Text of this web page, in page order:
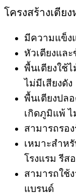
โครงสร้างเตีย
มีความแข็ง
หัวเตียงแล
พื้นเตียงใช้
ไม่มีเสียงดัง
พื้นเตียงปล
เกิดภูมิแพ้
สามารถรอ
เหมาะสำห
โรงแรม รีส
สามารถใช้
แบรนด์